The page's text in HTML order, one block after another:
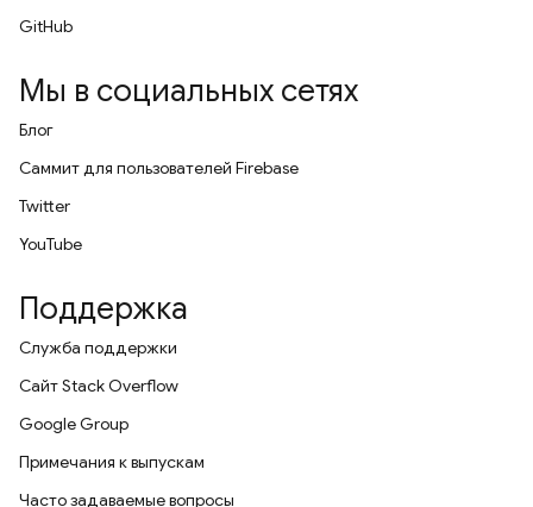
GitHub
Мы в социальных сетях
Блог
Саммит для пользователей Firebase
Twitter
YouTube
Поддержка
Служба поддержки
Сайт Stack Overflow
Google Group
Примечания к выпускам
Часто задаваемые вопросы